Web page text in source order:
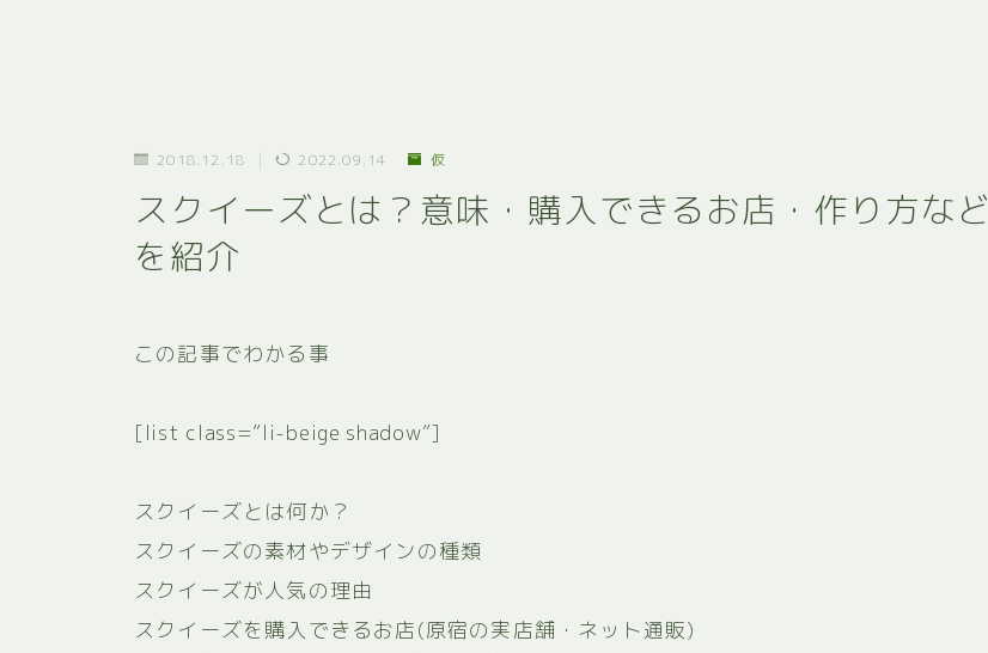
2018.12.18 2022.09.14 仮
スクイーズとは？意味・購入できるお店・作り方など
を紹介
この記事でわかる事
[list class=”li-beige shadow”]
スクイーズとは何か？
スクイーズの素材やデザインの種類
スクイーズが人気の理由
スクイーズを購入できるお店(原宿の実店舗・ネット通販)